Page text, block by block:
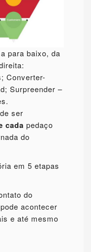
para baixo, da
Converter-
Surpreender –
ser
cada pedaço
do
em 5 etapas
do
acontecer
e até mesmo